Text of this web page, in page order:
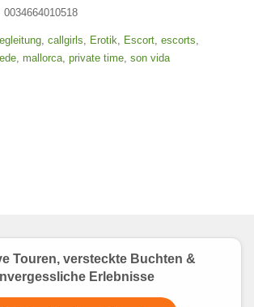
0034664010518
, callgirls, Erotik, Escort, escorts,
, mallorca, private time, son vida
Touren, versteckte Buchten &
Erlebnisse